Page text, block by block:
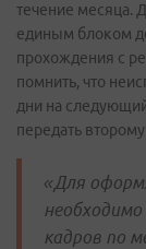
течение месяца.
единым блоком
прохождения с
помнить, что
дни на
передать
«Для
кадров по